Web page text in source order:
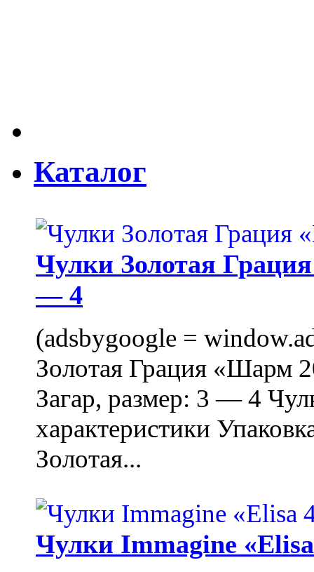
Каталог
Чулки Золотая
— 4
(adsbygoogle =
Золотая Грация «Шарм
Загар, размер: 3 — 4
характеристики
Золотая...
Чулки Immagine